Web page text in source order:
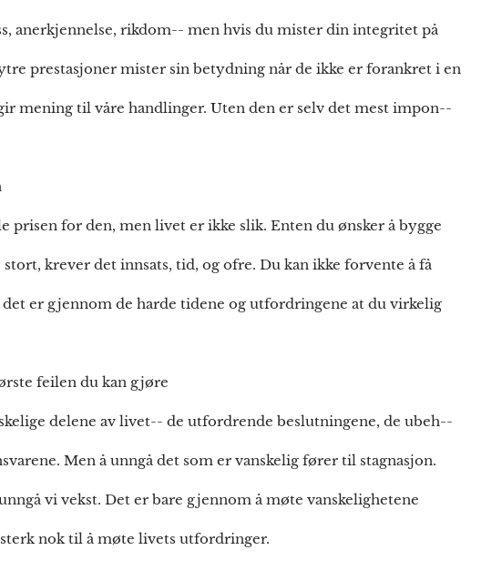
anerkjennelse, rikdom-- men hvis du mister din integritet på
prestasjoner mister sin betydning når de ikke er forankret i en
mening til våre handlinger. Uten den er selv det mest impon--
prisen for den, men livet er ikke slik. Enten du ønsker å bygge
krever det innsats, tid, og ofre. Du kan ikke forvente å få
er gjennom de harde tidene og utfordringene at du virkelig
feilen du kan gjøre
delene av livet-- de utfordrende beslutningene, de ubeh--
Men å unngå det som er vanskelig fører til stagnasjon.
vi vekst. Det er bare gjennom å møte vanskelighetene
nok til å møte livets utfordringer.